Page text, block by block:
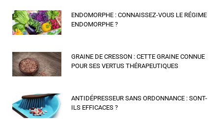
ENDOMORPHE : CONNAISSEZ-VOUS LE RÉGIME
ENDOMORPHE ?
GRAINE DE CRESSON : CETTE GRAINE CONNUE
POUR SES VERTUS THÉRAPEUTIQUES
ANTIDÉPRESSEUR SANS ORDONNANCE : SONT-
ILS EFFICACES ?